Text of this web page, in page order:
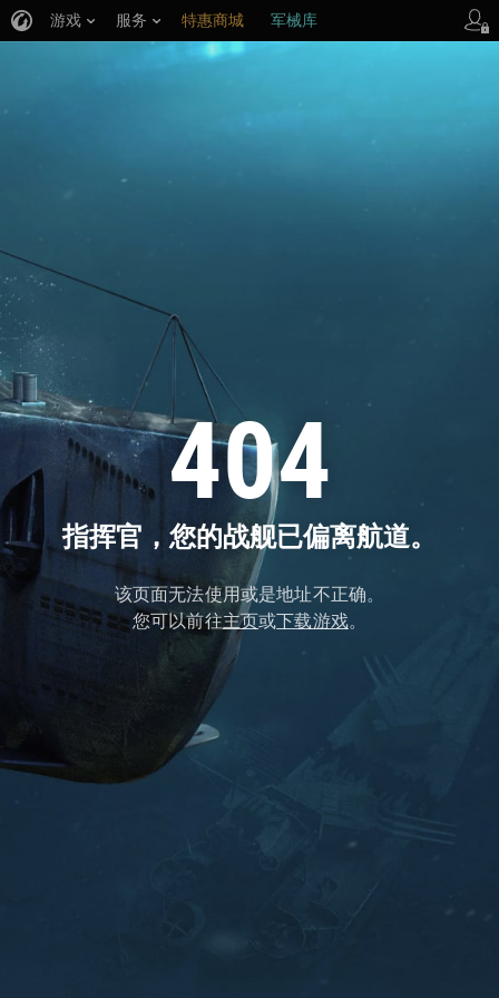
404
指挥官，您的战舰已偏离航道。
该页面无法使用或是地址不正确。
您可以前往主页或下载游戏。
游戏 服务 特惠商城 军械库